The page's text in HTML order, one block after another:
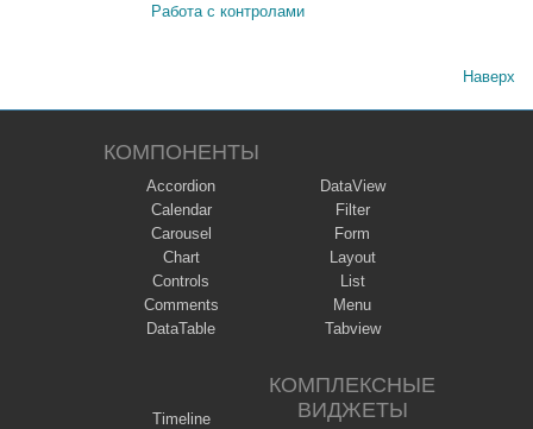
Работа с контролами
Наверх
КОМПОНЕНТЫ
Accordion
Calendar
Carousel
Chart
Controls
Comments
DataTable
DataView
Filter
Form
Layout
List
Menu
Tabview
Timeline
КОМПЛЕКСНЫЕ
ВИДЖЕТЫ